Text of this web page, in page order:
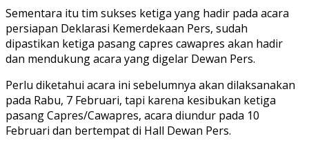
Sementara itu tim sukses ketiga yang hadir pada acara
persiapan Deklarasi Kemerdekaan Pers, sudah
dipastikan ketiga pasang capres cawapres akan hadir
dan mendukung acara yang digelar Dewan Pers.
Perlu diketahui acara ini sebelumnya akan dilaksanakan
pada Rabu, 7 Februari, tapi karena kesibukan ketiga
pasang Capres/Cawapres, acara diundur pada 10
Februari dan bertempat di Hall Dewan Pers.